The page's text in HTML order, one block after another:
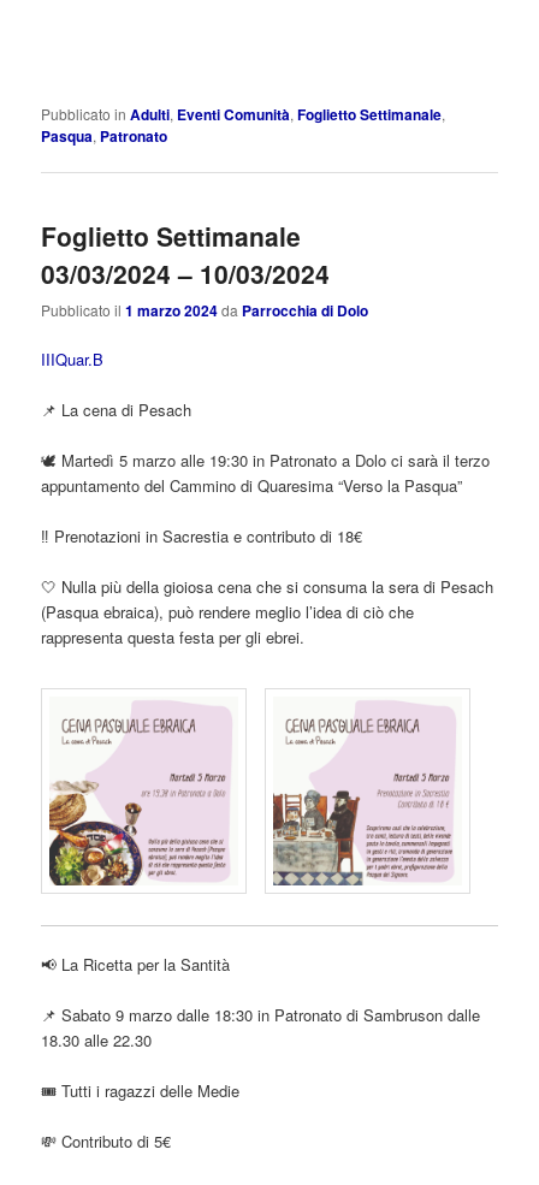
Pubblicato in Adulti, Eventi Comunità,Foglietto Settimanale,
Pasqua, Patronato
Foglietto Settimanale
03/03/2024 – 10/03/2024
Pubblicato il1 marzo 2024da Parrocchia di Dolo
IIIQuar.B
📌 La cena di Pesach
🕊️ Martedì 5 marzo alle 19:30 in Patronato a Dolo ci sarà il terzo
appuntamento del Cammino di Quaresima “Verso la Pasqua”
‼️ Prenotazioni in Sacrestia e contributo di 18€
🤍 Nulla più della gioiosa cena che si consuma la sera di Pesach
(Pasqua ebraica), può rendere meglio l’idea di ciò che
rappresenta questa festa per gli ebrei.
📢 La Ricetta per la Santità
📌 Sabato 9 marzo dalle 18:30 in Patronato di Sambruson dalle
18.30 alle 22.30
🎟️ Tutti i ragazzi delle Medie
💸 Contributo di 5€